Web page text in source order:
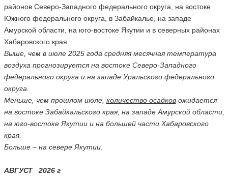
районов Северо-Западного федерального округа, на востоке
Южного федерального округа, в Забайкалье, на западе
Амурской области, на юго-востоке Якутии и в северных районах
Хабаровского края.
Выше, чем в июле 2025 года средняя месячная температура
воздуха прогнозируется на востоке Северо-Западного
федерального округа и на западе Уральского федерального
округа.
Меньше, чем прошлом июле, количество осадковожидается
на востоке Забайкальского края, на западе Амурской области,
на юго-востоке Якутии и на большей части Хабаровского
края.
Больше – на севере Якутии.
АВГУСТ 2026 г